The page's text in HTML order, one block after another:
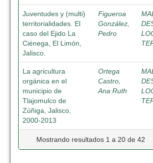
Juventudes y (multi)
territorialidades. El
caso del Ejido La
Ciénega, El Limón,
Jalisco.
Figueroa
González,
Pedro
La agricultura
orgánica en el
municipio de
Tlajomulco de
Zúñiga, Jalisco,
2000-2013
Ortega
Castro,
Ana Ruth
Mostrando resultados 1 a 20 de 42